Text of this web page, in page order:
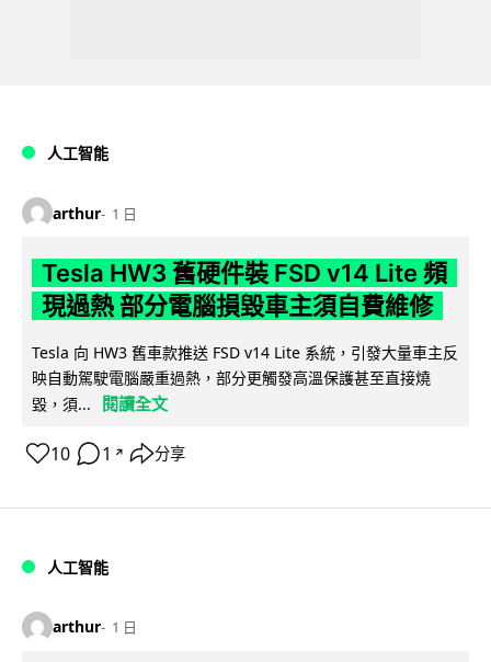
人工智能
arthur 1 日
Tesla HW3 舊硬件裝 FSD v14 Lite 頻
現過熱 部分電腦損毀車主須自費維修
Tesla 向 HW3 舊車款推送 FSD v14 Lite 系統，引發大量車主反
映自動駕駛電腦嚴重過熱，部分更觸發高溫保護甚至直接燒
毀，須...
閱讀全文
10 1 ↗ 分享
人工智能
arthur 1 日